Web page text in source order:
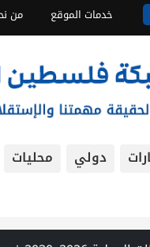
خدمات الموقع من
دولي محليات